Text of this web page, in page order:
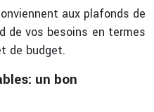
aux plafonds de
de vos besoins en termes
de budget.
un bon